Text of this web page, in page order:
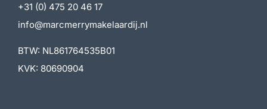
+31 (0) 475 20 46 17
info@marcmerrymakelaardij.nl
BTW: NL861764535B01
KVK: 80690904